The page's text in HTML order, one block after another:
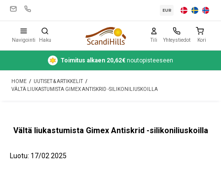
Leirintävarusteet
Teltat
Puhdistus ja hoito
EUR
Navigointi Haku Tili Yhteystiedot Kori
Toimitus alkaen 20,62€ noutopisteeseen
HOME / UUTISET & ARTIKKELIT /
VÄLTÄ LIUKASTUMISTA GIMEX ANTISKRID -SILIKONILIUSKOILLA
Vältä liukastumista Gimex Antiskrid -silikoniliuskoilla
Luotu: 17/02 2025